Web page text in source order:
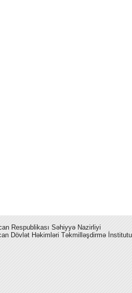
Respublikası Səhiyyə Nazirliyi
Dövlət Həkimləri Təkmilləşdirmə İnstitutu